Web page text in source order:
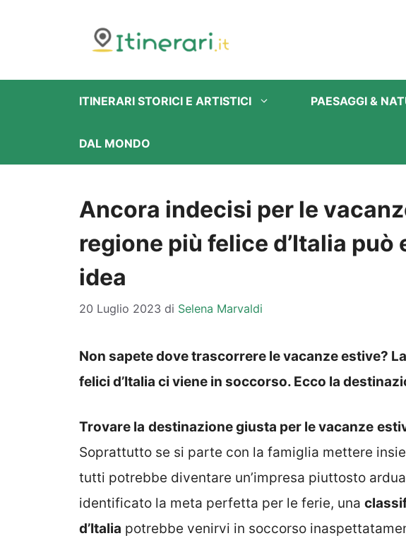
ITINERARI STORICI E ARTISTICI PAESAGGI &
DAL MONDO
Ancora indecisi per le
regione più felice d’Italia può
idea
20 Luglio 2023 di Selena Marvaldi
Non sapete dove trascorrere le vacanze estive?
felici d’Italia ci viene in soccorso. Ecco la
Trovare la destinazione giusta per le vacanze
Soprattutto se si parte con la famiglia mettere
tutti potrebbe diventare un’impresa piuttosto
identificato la meta perfetta per le ferie, una
d’Italia potrebbe venirvi in soccorso